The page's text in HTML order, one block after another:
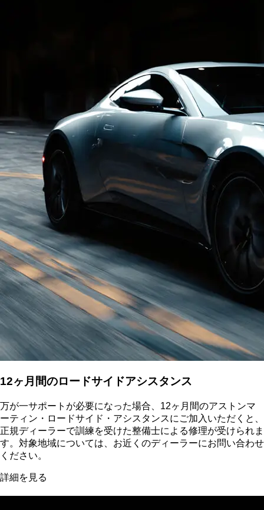
12ヶ月間のロードサイドアシスタンス
万が一サポートが必要になった場合、12ヶ月間のアストンマ
ーティン・ロードサイド・アシスタンスにご加入いただくと、
正規ディーラーで訓練を受けた整備士による修理が受けられま
す。対象地域については、お近くのディーラーにお問い合わせ
ください。
詳細を見る